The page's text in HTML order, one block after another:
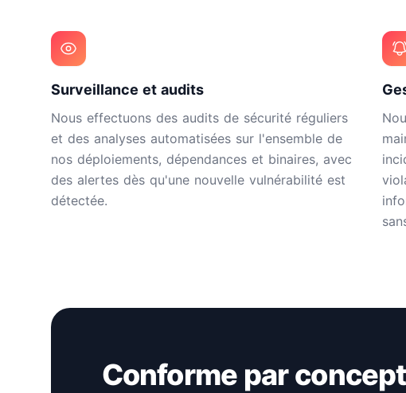
Surveillance et audits
Nous effectuons des audits de sécurité réguliers
et des analyses automatisées sur l'ensemble de
nos déploiements, dépendances et binaires, avec
des alertes dès qu'une nouvelle vulnérabilité est
détectée.
Conforme par